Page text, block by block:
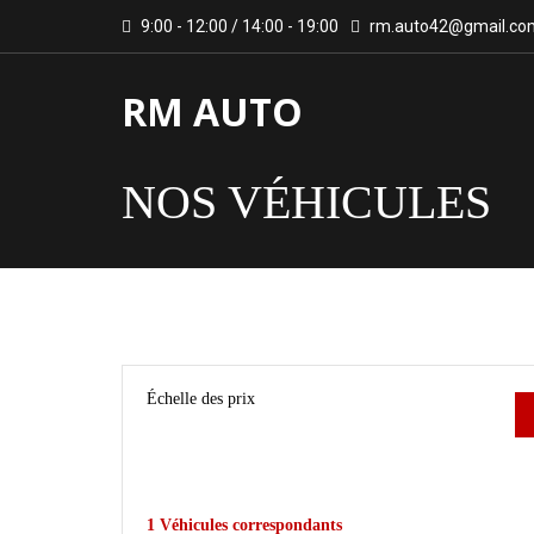
9:00 - 12:00 / 14:00 - 19:00
RM AUTO
NOS VÉHICULES
Échelle des prix
1 Véhicules correspondants